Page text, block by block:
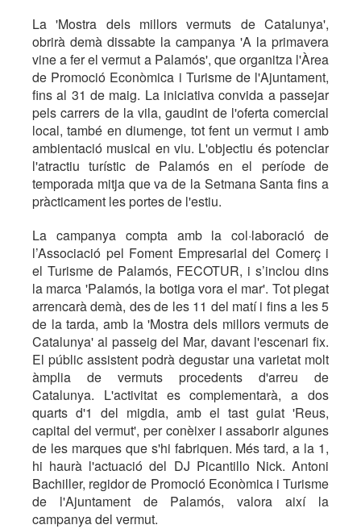
La 'Mostra dels millors vermuts de Catalunya',
obrirà demà dissabte la campanya 'A la primavera
vine a fer el vermut a Palamós', que organitza l'Àrea
de Promoció Econòmica i Turisme de l'Ajuntament,
fins al 31 de maig. La iniciativa convida a passejar
pels carrers de la vila, gaudint de l'oferta comercial
local, també en diumenge, tot fent un vermut i amb
ambientació musical en viu. L'objectiu és potenciar
l'atractiu turístic de Palamós en el període de
temporada mitja que va de la Setmana Santa fins a
pràcticament les portes de l'estiu.
La campanya compta amb la col·laboració de
l’Associació pel Foment Empresarial del Comerç i
el Turisme de Palamós, FECOTUR, i s’inclou dins
la marca 'Palamós, la botiga vora el mar'. Tot plegat
arrencarà demà, des de les 11 del matí i fins a les 5
de la tarda, amb la 'Mostra dels millors vermuts de
Catalunya' al passeig del Mar, davant l'escenari fix.
El públic assistent podrà degustar una varietat molt
àmplia de vermuts procedents d'arreu de
Catalunya. L'activitat es complementarà, a dos
quarts d'1 del migdia, amb el tast guiat 'Reus,
capital del vermut', per conèixer i assaborir algunes
de les marques que s'hi fabriquen. Més tard, a la 1,
hi haurà l'actuació del DJ Picantillo Nick. Antoni
Bachiller, regidor de Promoció Econòmica i Turisme
de l'Ajuntament de Palamós, valora així la
campanya del vermut.